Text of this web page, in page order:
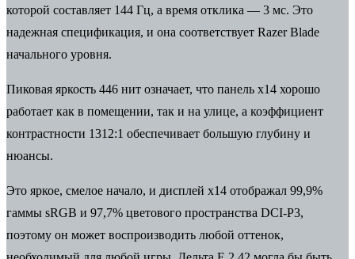
которой составляет 144 Гц, а время отклика — 3 мс. Это
надежная спецификация, и она соответствует Razer Blade
начального уровня.
Пиковая яркость 446 нит означает, что панель x14 хорошо
работает как в помещении, так и на улице, а коэффициент
контрастности 1312:1 обеспечивает большую глубину и
нюансы.
Это яркое, смелое начало, и дисплей x14 отображал 99,9%
гаммы sRGB и 97,7% цветового пространства DCI-P3,
поэтому он может воспроизводить любой оттенок,